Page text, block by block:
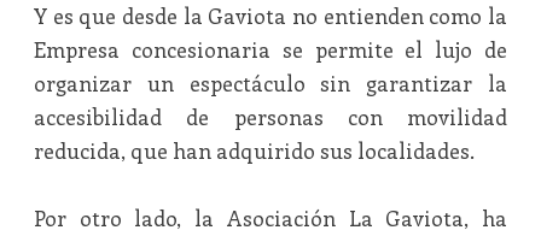
Y es que desde la Gaviota no entienden como la
Empresa concesionaria se permite el lujo de
organizar un espectáculo sin garantizar la
accesibilidad de personas con movilidad
reducida, que han adquirido sus localidades.
Por otro lado, la Asociación La Gaviota, ha